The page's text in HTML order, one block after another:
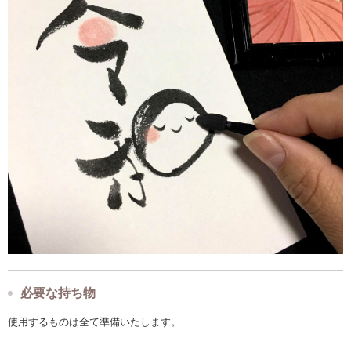
必要な持ち物
使用するものは全て準備いたします。